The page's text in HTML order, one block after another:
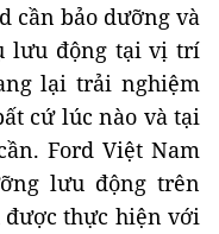
cần bảo dưỡng và
lưu động tại vị trí
lại trải nghiệm
cứ lúc nào và tại
Ford Việt Nam
lưu động trên
được thực hiện với